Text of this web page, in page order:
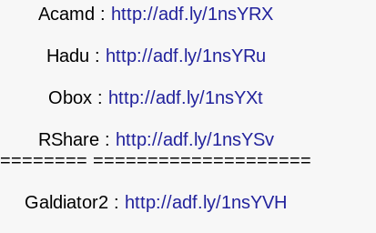
Acamd : http://adf.ly/1nsYRX
Hadu : http://adf.ly/1nsYRu
Obox : http://adf.ly/1nsYXt
RShare : http://adf.ly/1nsYSv
==================== ========
Galdiator2 : http://adf.ly/1nsYVH